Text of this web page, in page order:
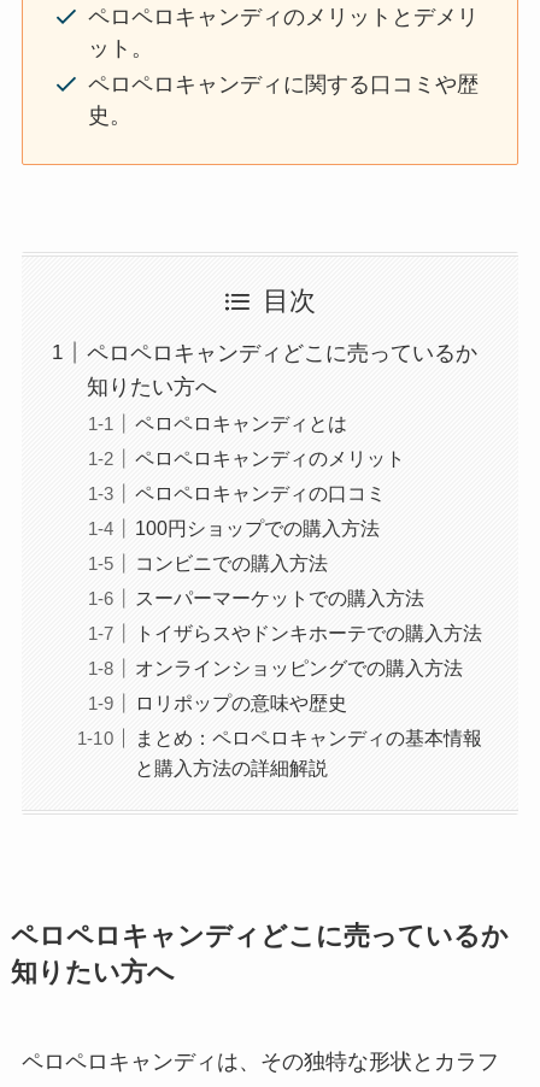
ペロペロキャンディのメリットとデメリ
ット。
ペロペロキャンディに関する口コミや歴
史。
目次
ペロペロキャンディどこに売っているか
知りたい方へ
ペロペロキャンディとは
ペロペロキャンディのメリット
ペロペロキャンディの口コミ
100円ショップでの購入方法
コンビニでの購入方法
スーパーマーケットでの購入方法
トイザらスやドンキホーテでの購入方法
オンラインショッピングでの購入方法
ロリポップの意味や歴史
まとめ：ペロペロキャンディの基本情報
と購入方法の詳細解説
ペロペロキャンディどこに売っているか
知りたい方へ
ペロペロキャンディは、その独特な形状とカラフ